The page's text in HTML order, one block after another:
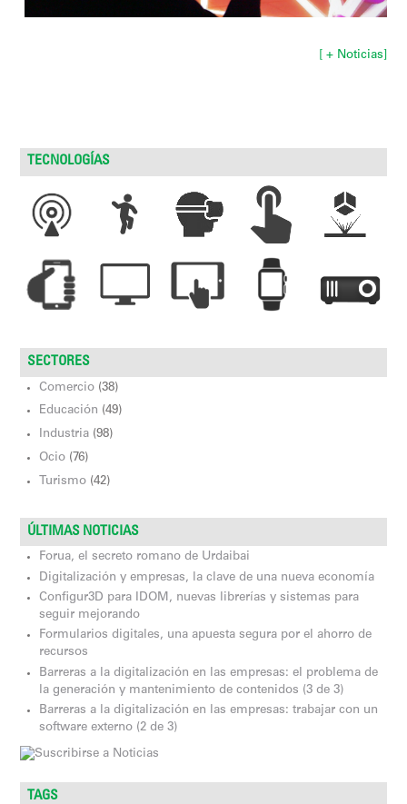
[ + Noticias]
TECNOLOGÍAS
SECTORES
Comercio (38)
Educación (49)
Industria (98)
Ocio (76)
Turismo (42)
ÚLTIMAS NOTICIAS
Forua, el secreto romano de Urdaibai
Digitalización y empresas, la clave de una nueva economía
Configur3D para IDOM, nuevas librerías y sistemas para
seguir mejorando
Formularios digitales, una apuesta segura por el ahorro de
recursos
Barreras a la digitalización en las empresas: el problema de
la generación y mantenimiento de contenidos (3 de 3)
Barreras a la digitalización en las empresas: trabajar con un
software externo (2 de 3)
TAGS